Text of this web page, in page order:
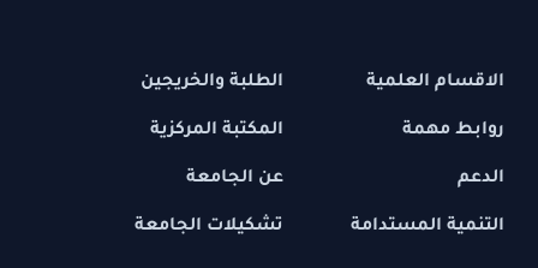
الاقسام العلمية
روابط مهمة
الدعم
التنمية المستدامة
الطلبة والخريجين
المكتبة المركزية
عن الجامعة
تشكيلات الجامعة